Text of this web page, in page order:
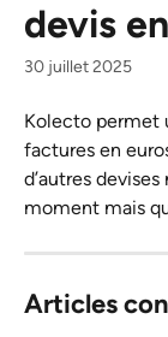
devis
30 juillet 2025
Kolecto permet
factures en
d’autres
moment mais
Articles